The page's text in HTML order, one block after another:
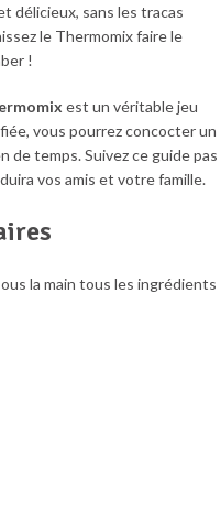
délicieux, sans les tracas
le Thermomix faire le
!
est un véritable jeu
vous pourrez concocter un
de temps. Suivez ce guide pas
vos amis et votre famille.
la main tous les ingrédients